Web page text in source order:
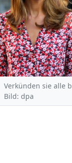
Verkünden sie alle
Bild: dpa